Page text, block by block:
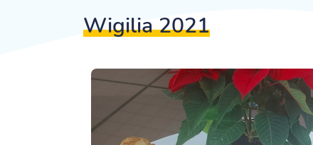
Wigilia 2021